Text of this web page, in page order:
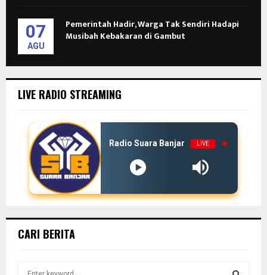
07
AGU
Pemerintah Hadir, Warga Tak Sendiri Hadapi
Musibah Kebakaran di Gambut
LIVE RADIO STREAMING
Radio Suara Banjar LIVE
CARI BERITA